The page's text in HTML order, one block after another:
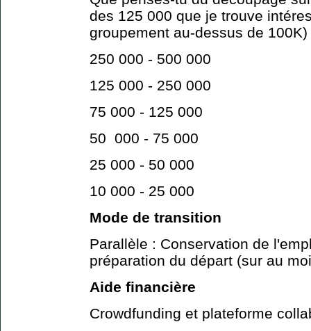
des 125 000 que je trouve
groupement au-dessus de 100K)
250 000 - 500 000
125 000 - 250 000
75 000 - 125 000
50 000 - 75 000
25 000 - 50 000
10 000 - 25 000
Mode de transition
Parallèle : Conservation de
préparation du départ (sur au
Aide financière
Crowdfunding et plateforme